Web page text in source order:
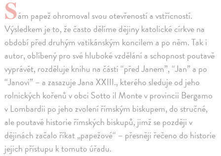
Sám papež ohromoval svou otevřeností a vstřícností.
Výsledkem je to, že často dělíme dějiny katolické církve na
období před druhým vatikánským koncilem a po něm. Tak i
autor, oblíbený pro své hluboké vzdělání a schopnost poutavě
vyprávět, rozděluje knihu na části “před Janem”, “Jan” a po
“Janovi” – a zasazuje Jana XXIII., kterého sleduje od jeho
rolnických kořenů v obci Sotto il Monte v provincii Bergamo
v Lombardii po jeho zvolení římským biskupem, do stručné,
ale poutavé historie římských biskupů, jimž se později v
dějinách začalo říkat „papežové“ – přesněji řečeno do historie
jejich přístupu k tomuto úřadu.